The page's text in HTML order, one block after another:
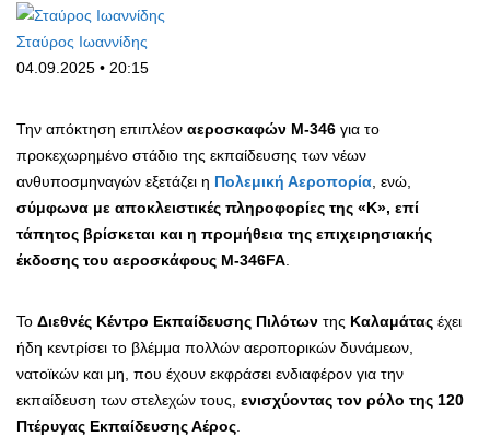
Σταύρος Ιωαννίδης
04.09.2025 • 20:15
Την απόκτηση επιπλέον αεροσκαφών Μ-346 για το
προκεχωρημένο στάδιο της εκπαίδευσης των νέων
ανθυποσμηναγών εξετάζει η Πολεμική Αεροπορία , ενώ,
σύμφωνα με αποκλειστικές πληροφορίες της «Κ», επί
τάπητος βρίσκεται και η προμήθεια της επιχειρησιακής
έκδοσης του αεροσκάφους M-346FA
Το Διεθνές Κέντρο Εκπαίδευσης Πιλότων της Καλαμάτας έχει
ήδη κεντρίσει το βλέμμα πολλών αεροπορικών δυνάμεων,
νατοϊκών και μη, που έχουν εκφράσει ενδιαφέρον για την
εκπαίδευση των στελεχών τους, ενισχύοντας τον ρόλο της 120
Πτέρυγας Εκπαίδευσης Αέρος